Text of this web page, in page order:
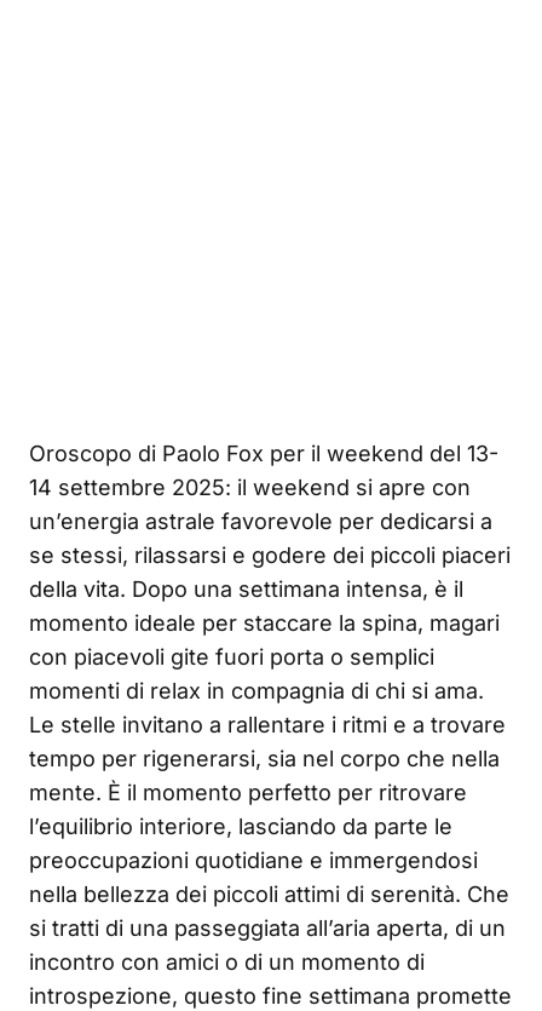
Oroscopo di Paolo Fox per il weekend del 13-
14 settembre 2025: il weekend si apre con
un’energia astrale favorevole per dedicarsi a
se stessi, rilassarsi e godere dei piccoli piaceri
della vita. Dopo una settimana intensa, è il
momento ideale per staccare la spina, magari
con piacevoli gite fuori porta o semplici
momenti di relax in compagnia di chi si ama.
Le stelle invitano a rallentare i ritmi e a trovare
tempo per rigenerarsi, sia nel corpo che nella
mente. È il momento perfetto per ritrovare
l’equilibrio interiore, lasciando da parte le
preoccupazioni quotidiane e immergendosi
nella bellezza dei piccoli attimi di serenità. Che
si tratti di una passeggiata all’aria aperta, di un
incontro con amici o di un momento di
introspezione, questo fine settimana promette